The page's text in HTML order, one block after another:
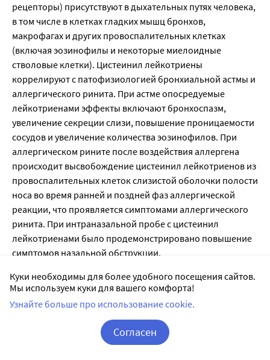
рецепторы) присутствуют в дыхательных путях человека,
в том числе в клетках гладких мышц бронхов,
макрофагах и других провоспалительных клетках
(включая эозинофилы и некоторые миелоидные
стволовые клетки). Цистеинил лейкотриены
коррелируют с патофизиологией бронхиальной астмы и
аллергического ринита. При астме опосредуемые
лейкотриенами эффекты включают бронхоспазм,
увеличение секреции слизи, повышение проницаемости
сосудов и увеличение количества эозинофилов. При
аллергическом рините после воздействия аллергена
происходит высвобождение цистеинил лейкотриенов из
провоспалительных клеток слизистой оболочки полости
носа во время ранней и поздней фаз аллергической
реакции, что проявляется симптомами аллергического
ринита. При интраназальной пробе с цистеинил
лейкотриенами было продемонстрировано повышение
симптомов назальной обструкции.
Монтелукаст - эффективное при приеме внутрь
лекарственное средство, которое значительно улучшает
показатели воспаления при бронхиальной астме.
связывается с CysLTi-рецепторами, не взаимодействуя с
другими фармакологически важными рецепторами в
Куки необходимы для более удобного посещения сайтов.
Мы используем куки для вашего комфорта!
Узнайте больше про использование cookie.
Согласен